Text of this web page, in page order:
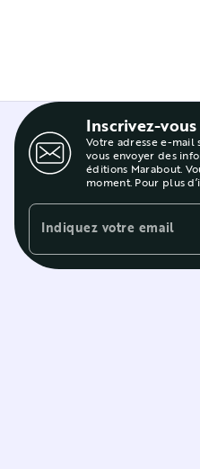
Inscrivez-
Votre adresse e-
vous envoyer des
éditions Marabout.
moment. Pour plus
Indiquez votre email